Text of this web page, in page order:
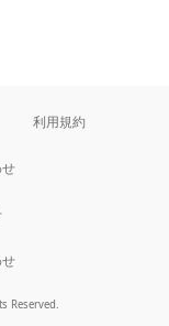
利用規約
Reserved.